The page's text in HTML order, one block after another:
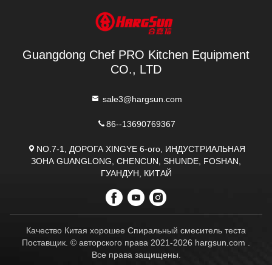
Guangdong Chef PRO Kitchen Equipment
CO., LTD
sale3@hargsun.com
86--13690769367
NO.7-1, ДОРОГА XINGYE 6-ого, ИНДУСТРИАЛЬНАЯ
ЗОНА GUANGLONG, CHENCUN, SHUNDE, FOSHAN,
ГУАНДУН, КИТАЙ
Качество Китая хорошее Спиральный смеситель теста
Поставщик. © авторского права 2021-2026 hargsun.com .
Все права защищены.